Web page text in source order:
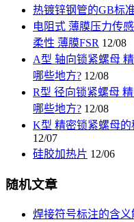
热镀锌钢管的GB标
电阻式 薄膜压力传
柔性 薄膜FSR 12/08
A型 轴向锁紧螺母
哪些地方? 12/08
R型 径向锁紧螺母
哪些地方? 12/08
K型 精密锁紧螺母
12/07
硅胶加热片 12/06
随机文章
焊接符号标注的含